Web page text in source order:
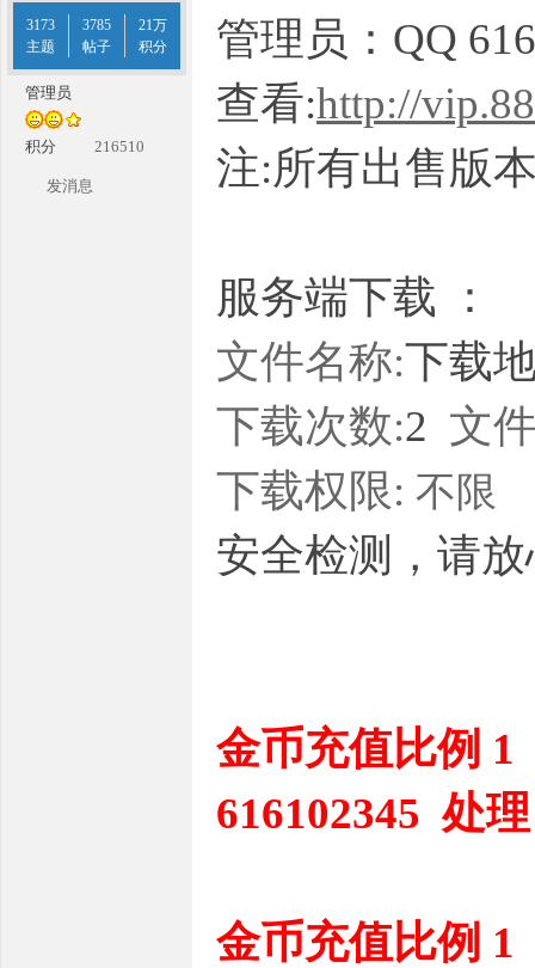
3173
主题
3785
帖子
21万
积分
管理员
积分 216510
发消息
管理员：QQ
查看:http://
注:所有出售版
服务端下载 ：
文件名称:下载
下载次数:2 文
下载权限: 不限
安全检测，请
金币充值比例
616102345 处理
金币充值比例